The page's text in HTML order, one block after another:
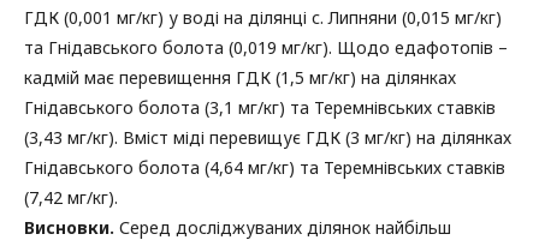
ГДК (0,001 мг/кг) у воді на ділянці с. Липняни (0,015 мг/кг)
та Гнідавського болота (0,019 мг/кг). Щодо едафотопів –
кадмій має перевищення ГДК (1,5 мг/кг) на ділянках
Гнідавського болота (3,1 мг/кг) та Теремнівських ставків
(3,43 мг/кг). Вміст міді перевищує ГДК (3 мг/кг) на ділянках
Гнідавського болота (4,64 мг/кг) та Теремнівських ставків
(7,42 мг/кг).
Висновки. Серед досліджуваних ділянок найбільш